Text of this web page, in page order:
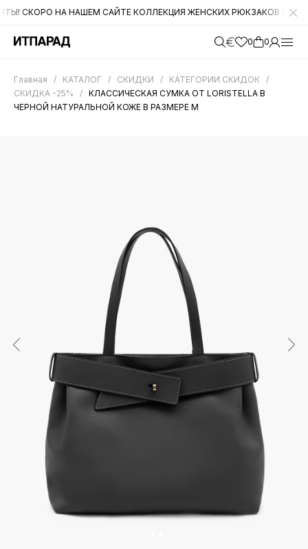
НА НАШЕМ САЙТЕ КОЛЛЕКЦИЯ ЖЕНСКИХ РЮКЗАКОВ И
0 0
Главная / КАТАЛОГ / СКИДКИ / КАТЕГОРИИ СКИДОК
/
СКИДКА -25%
/ КЛАССИЧЕСКАЯ СУМКА ОТ LORISTELLA В
ЧЕРНОЙ НАТУРАЛЬНОЙ КОЖЕ В РАЗМЕРЕ M